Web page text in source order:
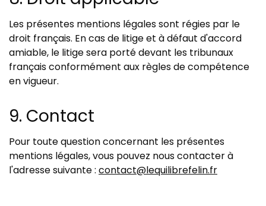
Les présentes mentions légales sont régies par le
droit français. En cas de litige et à défaut d'accord
amiable, le litige sera porté devant les tribunaux
français conformément aux règles de compétence
en vigueur.
9. Contact
Pour toute question concernant les présentes
mentions légales, vous pouvez nous contacter à
l'adresse suivante : contact@lequilibrefelin.fr